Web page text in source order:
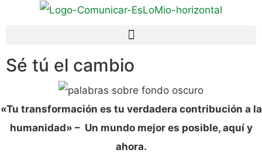
Sé tú el cambio
«Tu transformación es tu verdadera contribución a la
humanidad» – Un mundo mejor es posible, aquí y
ahora.